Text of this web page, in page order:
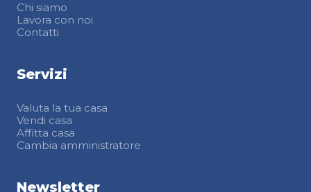
Chi siamo
Lavora con noi
Contatti
Servizi
Valuta la tua casa
Vendi casa
Affitta casa
Cambia amministratore
Newsletter